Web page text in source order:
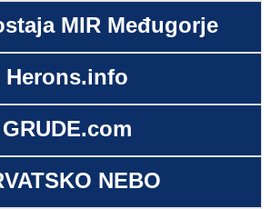
MIR Međugorje
Herons.info
GRUDE.com
NEBO